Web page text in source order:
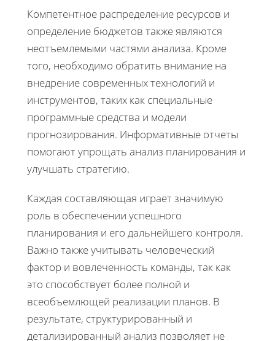
Компетентное распределение ресурсов и
определение бюджетов также являются
неотъемлемыми частями анализа. Кроме
того, необходимо обратить внимание на
внедрение современных технологий и
инструментов, таких как специальные
программные средства и модели
прогнозирования. Информативные отчеты
помогают упрощать анализ планирования и
улучшать стратегию.
Каждая составляющая играет значимую
роль в обеспечении успешного
планирования и его дальнейшего контроля.
Важно также учитывать человеческий
фактор и вовлеченность команды, так как
это способствует более полной и
всеобъемлющей реализации планов. В
результате, структурированный и
детализированный анализ позволяет не